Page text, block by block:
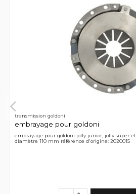
transmission goldoni
embrayage pour goldoni
embrayage pour goldoni jolly junior, jolly super
diamètre 110 mm référence d'origine: 2020015